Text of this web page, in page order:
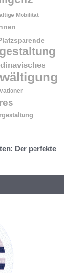
Mobilität
Platzsparende
Der perfekte